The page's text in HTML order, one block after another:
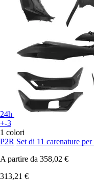
24h
+-3
1 colori
P2R Set di 11 carenature
A partire da 358,02 €
313,21 €